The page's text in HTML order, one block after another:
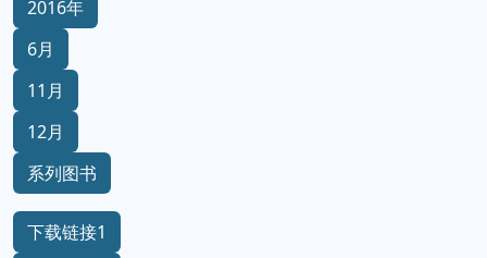
2016年
6月
11月
12月
系列图书
下载链接1